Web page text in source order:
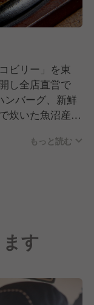
ビリー」を東
し全店直営で
ンバーグ、新鮮
炊いた魚沼産コ
います！もっと読む
す